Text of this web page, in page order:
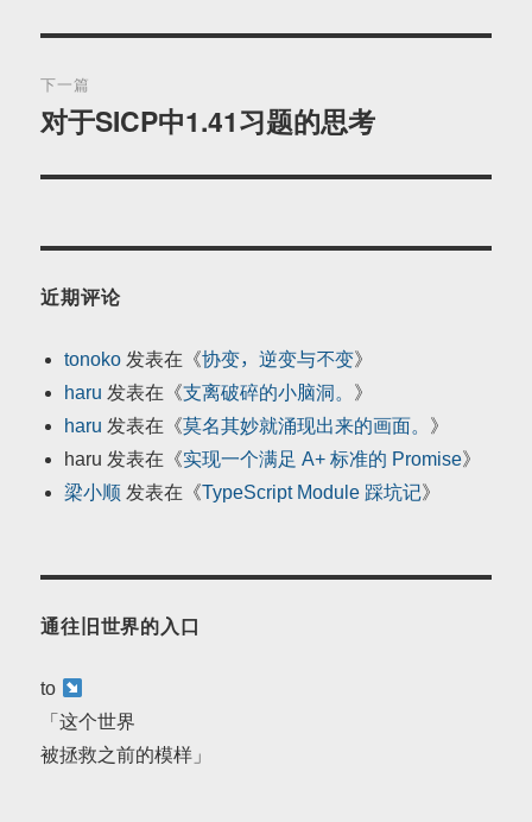
文
章：
下一篇
下
文
对于SICP中1.41习题的思考
近期评论
tonoko 发表在《协变，逆变与不变》
haru 发表在《支离破碎的小脑洞。 》
haru 发表在《莫名其妙就涌现出来的画面。 》
haru 发表在《实现一个满足 A+ 标准的 Promise》
梁小顺 发表在《TypeScript Module 踩坑记》
通往旧世界的入口
to
「这个世界
被拯救之前的模样」